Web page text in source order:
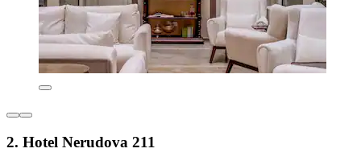
2. Hotel Nerudova 211